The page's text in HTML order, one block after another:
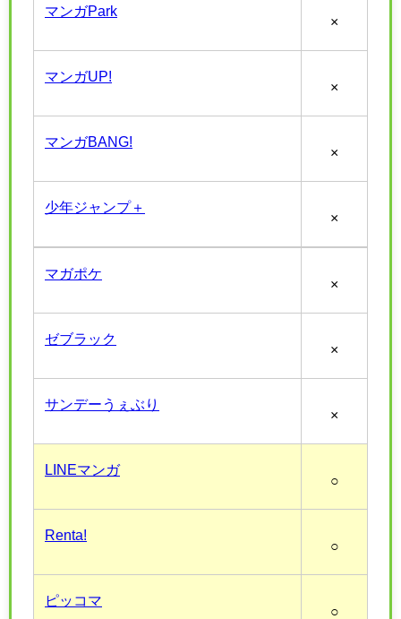
マンガPark
×
マンガUP!
×
マンガBANG!
×
少年ジャンプ＋
×
マガポケ
×
ゼブラック
×
サンデーうぇぶり
×
LINEマンガ
○
Renta!
○
ピッコマ
○